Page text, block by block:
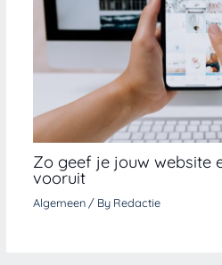
Zo geef je jouw website
vooruit
Algemeen/ By Redactie